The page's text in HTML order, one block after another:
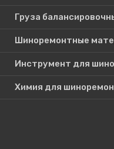
Груза
Шиноремонтные
Инструмент для
Химия для
Шиномонтажное